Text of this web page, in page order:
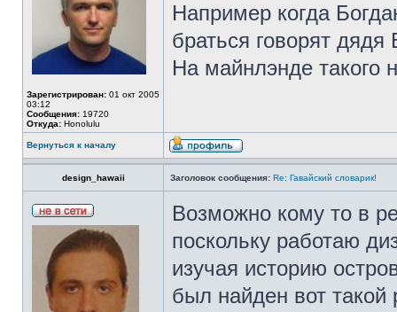
Зарегистрирован: 01 окт 2005
03:12
Сообщения: 19720
Откуда: Honolulu
Например когда
браться говорят дядя
На майнлэнде такого
Вернуться к началу
design_hawaii Заголовок сообщения: Re: Гавайский словарик!
Возможно кому то в
поскольку работаю
изучая историю
был найден вот такой